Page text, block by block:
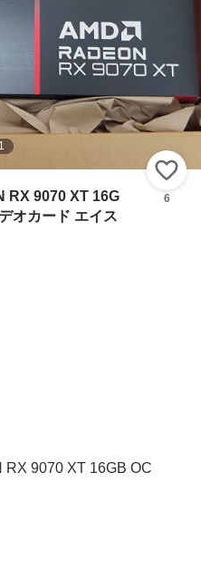
RX 9070 XT 16G
オカード エイス
6
9070 XT 16GB OC